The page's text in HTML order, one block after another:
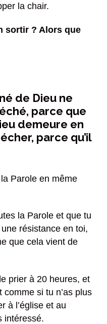
la chair.
sortir ? Alors que
de Dieu ne
parce que
demeure en
parce qu’il
la Parole en même
la Parole et que tu
résistance en toi,
que cela vient de
prier à 20 heures, et
comme si tu n’as plus
à l’église et au
intéressé.